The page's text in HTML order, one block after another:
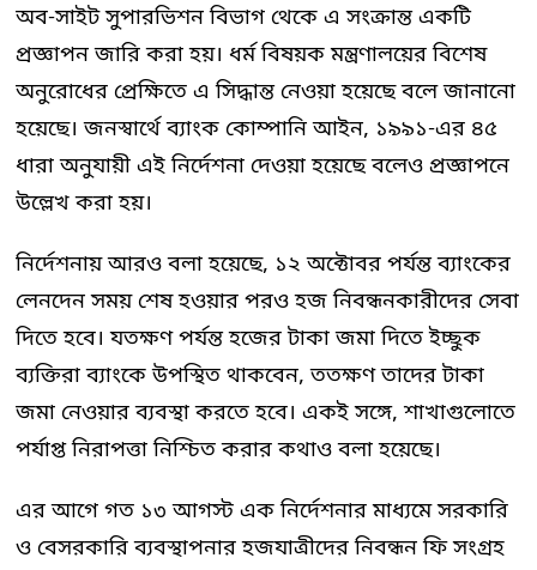
অব-সাইট সুপারভিশন বিভাগ থেকে এ সংক্রান্ত একটি
প্রজ্ঞাপন জারি করা হয়। ধর্ম বিষয়ক মন্ত্রণালয়ের বিশেষ
অনুরোধের প্রেক্ষিতে এ সিদ্ধান্ত নেওয়া হয়েছে বলে জানানো
হয়েছে। জনস্বার্থে ব্যাংক কোম্পানি আইন, ১৯৯১-এর ৪৫
ধারা অনুযায়ী এই নির্দেশনা দেওয়া হয়েছে বলেও প্রজ্ঞাপনে
উল্লেখ করা হয়।
নির্দেশনায় আরও বলা হয়েছে, ১২ অক্টোবর পর্যন্ত ব্যাংকের
লেনদেন সময় শেষ হওয়ার পরও হজ নিবন্ধনকারীদের সেবা
দিতে হবে। যতক্ষণ পর্যন্ত হজের টাকা জমা দিতে ইচ্ছুক
ব্যক্তিরা ব্যাংকে উপস্থিত থাকবেন, ততক্ষণ তাদের টাকা
জমা নেওয়ার ব্যবস্থা করতে হবে। একই সঙ্গে, শাখাগুলোতে
পর্যাপ্ত নিরাপত্তা নিশ্চিত করার কথাও বলা হয়েছে।
এর আগে গত ১৩ আগস্ট এক নির্দেশনার মাধ্যমে সরকারি
ও বেসরকারি ব্যবস্থাপনার হজযাত্রীদের নিবন্ধন ফি সংগ্রহ